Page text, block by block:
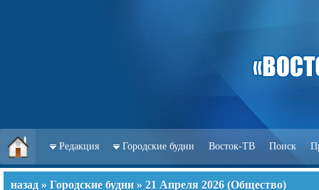
Редакция Городские будни Восток-ТВ Поиск
назад » Городские будни » 21 Апреля 2026 (Общество)